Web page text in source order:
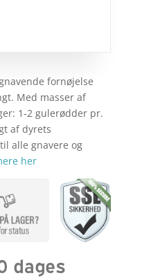
fornøjelse
Med masser af
1-2 gulerødder pr.
af dyrets
alle gnavere og
her